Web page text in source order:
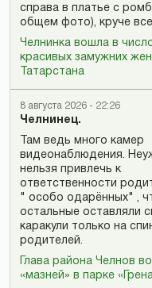
справа в платье с
общем фото), круче
Челнинка вошла в
красивых замужних
Татарстана
8 августа 2026 - 22:26
Челнинец.
Там ведь много камер
видеонаблюдения.
нельзя привлечь к
ответственности
" особо одарённых" ,
остальные оставляли
каракули только на
родителей.
Глава района Челнов
«мазней» в парке